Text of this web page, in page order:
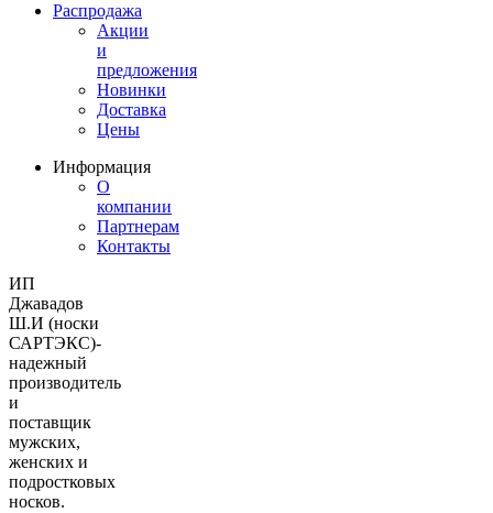
Распродажа
Акции
и
предложения
Новинки
Доставка
Цены
Информация
О
компании
Партнерам
Контакты
ИП
Джавадов
Ш.И (носки
САРТЭКС)-
надежный
производитель
и
поставщик
мужских,
женских и
подростковых
носков.